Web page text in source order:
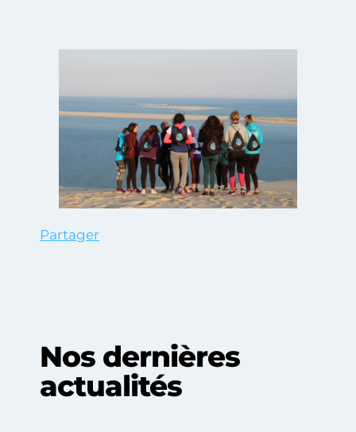
Partager
Nos dernières
actualités